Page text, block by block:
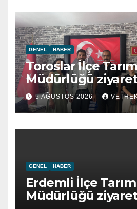
GENEL HABER
Toroslar İlçe
Müdürlüğü
5 AĞUSTOS 2026
GENEL HABER
Erdemli İlçe
Müdürlüğü